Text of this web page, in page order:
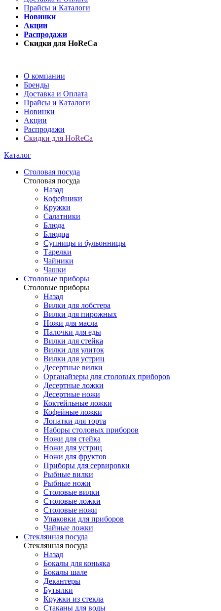
Прайсы и Каталоги
Новинки
Акции
Распродажи
Скидки для HoReCa
О компании
Бренды
Доставка и Оплата
Прайсы и Каталоги
Новинки
Акции
Распродажи
Скидки для HoReCa
Каталог
Столовая посуда
Столовая посуда
Назад
Кофейники
Кружки
Салатники
Блюда
Блюдца
Супницы и бульонницы
Тарелки
Чайники
Чашки
Cтоловые приборы
Cтоловые приборы
Назад
Вилки для лобстера
Вилки для пирожных
Ножи для масла
Палочки для еды
Вилки для стейка
Вилки для улиток
Вилки для устриц
Десертные вилки
Органайзеры для столовых приборов
Десертные ложки
Десертные ножи
Коктейльные ложки
Кофейные ложки
Лопатки для торта
Наборы столовых приборов
Ножи для стейка
Ножи для устриц
Ножи для фруктов
Приборы для сервировки
Рыбные вилки
Рыбные ножи
Столовые вилки
Столовые ложки
Столовые ножи
Упаковки для приборов
Чайные ложки
Стеклянная посуда
Стеклянная посуда
Назад
Бокалы для коньяка
Бокалы шале
Декантеры
Бутылки
Кружки из стекла
Стаканы для воды